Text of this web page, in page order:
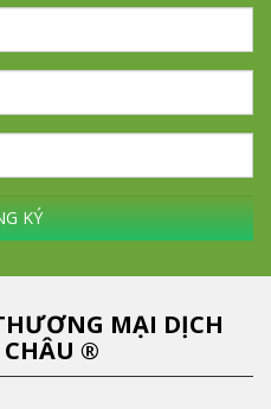
KÝ
MẠI DỊCH
CHÂU ®